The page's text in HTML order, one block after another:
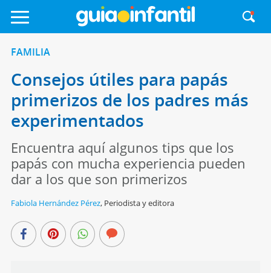
FAMILIA
Consejos útiles para papás
primerizos de los padres más
experimentados
Encuentra aquí algunos tips que los
papás con mucha experiencia pueden
dar a los que son primerizos
Fabiola Hernández Pérez, Periodista y editora